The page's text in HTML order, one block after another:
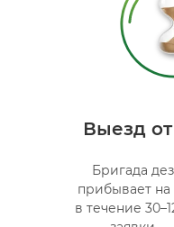
Выезд
Бригада
прибывает
в течение